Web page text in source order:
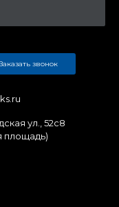
ул., 52c8
площадь)
звонок